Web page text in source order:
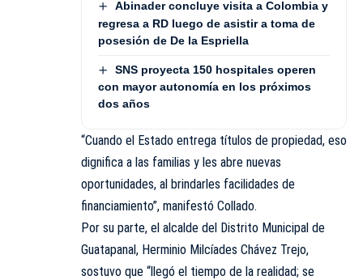
Abinader concluye visita a Colombia y
regresa a RD luego de asistir a toma de
posesión de De la Espriella
SNS proyecta 150 hospitales operen
con mayor autonomía en los próximos
dos años
“Cuando el Estado entrega títulos de propiedad, eso
dignifica a las familias y les abre nuevas
oportunidades, al brindarles facilidades de
financiamiento”, manifestó Collado.
Por su parte, el alcalde del Distrito Municipal de
Guatapanal, Herminio Milcíades Chávez Trejo,
sostuvo que “llegó el tiempo de la realidad; se